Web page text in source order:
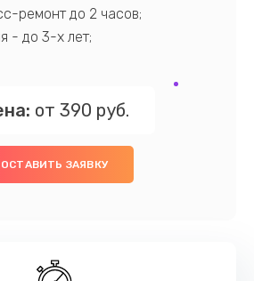
ремонт до 2 часов;
- до 3-х лет;
от 390 руб.
ОСТАВИТЬ ЗАЯВКУ